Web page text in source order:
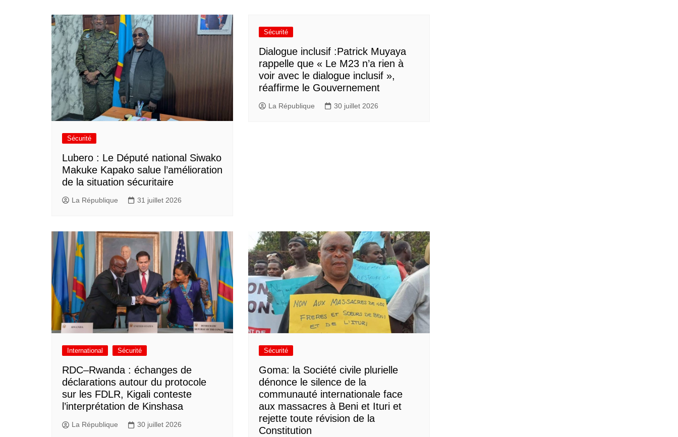
Sécurité
Lubero : Le Député national Siwako
Makuke Kapako salue l’amélioration
de la situation sécuritaire
La République 31 juillet 2026
Sécurité
Dialogue inclusif :Patrick Muyaya
rappelle que « Le M23 n’a rien à
voir avec le dialogue inclusif »,
réaffirme le Gouvernement
La République 30 juillet 2026
International Sécurité
RDC–Rwanda : échanges de
déclarations autour du protocole
sur les FDLR, Kigali conteste
l’interprétation de Kinshasa
La République 30 juillet 2026
Sécurité
Goma: la Société civile plurielle
dénonce le silence de la
communauté internationale face
aux massacres à Beni et Ituri et
rejette toute révision de la
Constitution